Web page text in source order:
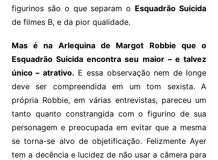
figurinos são o que separam o Esquadrão Suicida
de filmes B, e da pior qualidade.
Mas é na Arlequina de Margot Robbie que o
Esquadrão Suicida encontra seu maior – e talvez
único – atrativo. E essa observação nem de longe
deve ser compreendida em um tom sexista. A
própria Robbie, em várias entrevistas, pareceu um
tanto quanto constrangida com o figurino de sua
personagem e preocupada em evitar que a mesma
se torna-se alvo de objetificação. Felizmente Ayer
tem a decência e lucidez de não usar a câmera para